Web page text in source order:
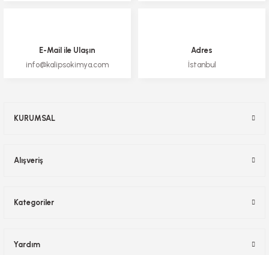
E-Mail ile Ulaşın
info@kalipsokimya.com
Adres
İstanbul
KURUMSAL
Alışveriş
Kategoriler
Yardım